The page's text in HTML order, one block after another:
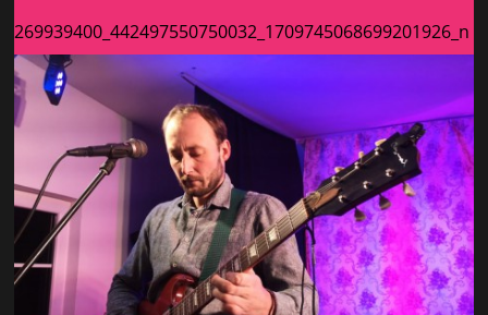
269939400_442497550750032_1709745068699201926_n